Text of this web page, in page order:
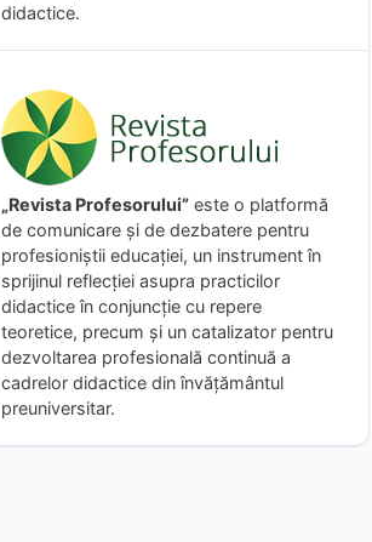
didactice.
„Revista Profesorului” este o platformă
de comunicare și de dezbatere pentru
profesioniștii educației, un instrument în
sprijinul reflecției asupra practicilor
didactice în conjuncție cu repere
teoretice, precum și un catalizator pentru
dezvoltarea profesională continuă a
cadrelor didactice din învățământul
preuniversitar.